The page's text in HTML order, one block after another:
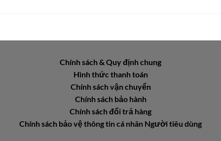
Chính sách & Quy định chung
Hình thức thanh toán
Chính sách vận chuyển
Chính sách bảo hành
Chính sách đổi trả hàng
Chính sách bảo vệ thông tin cá nhân Người tiêu dùng